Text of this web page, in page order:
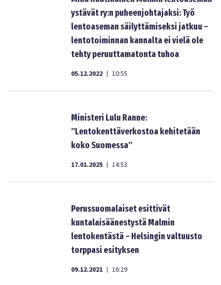
ystävät ry:n puheenjohtajaksi: Työ
lentoaseman säilyttämiseksi jatkuu –
lentotoiminnan kannalta ei vielä ole
tehty peruuttamatonta tuhoa
05.12.2022 | 10:55
Ministeri Lulu Ranne:
”Lentokenttäverkostoa kehitetään
koko Suomessa”
17.01.2025 | 14:53
Perussuomalaiset esittivät
kuntalaisäänestystä Malmin
lentokentästä – Helsingin valtuusto
torppasi esityksen
09.12.2021 | 16:29